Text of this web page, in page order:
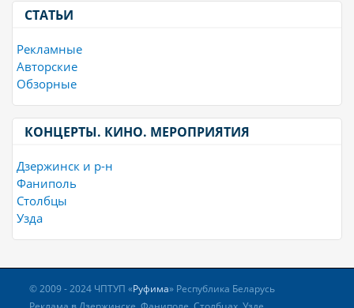
СТАТЬИ
Рекламные
Авторские
Обзорные
КОНЦЕРТЫ. КИНО. МЕРОПРИЯТИЯ
Дзержинск и р-н
Фаниполь
Столбцы
Узда
© 2009 - 2024 ЧПТУП «Руфима» Республика Беларусь